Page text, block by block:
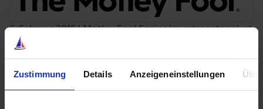
Zustimmung Details Anzeigeneinstellungen
6. Februar 2015|Motley Fool Senior Investmentanalyst
Warum Apple “Nein” zu einem iPhone Mini
sagen sollte
Der iAlles-Hersteller soll Gerüchten zufolge eine “Mini”-